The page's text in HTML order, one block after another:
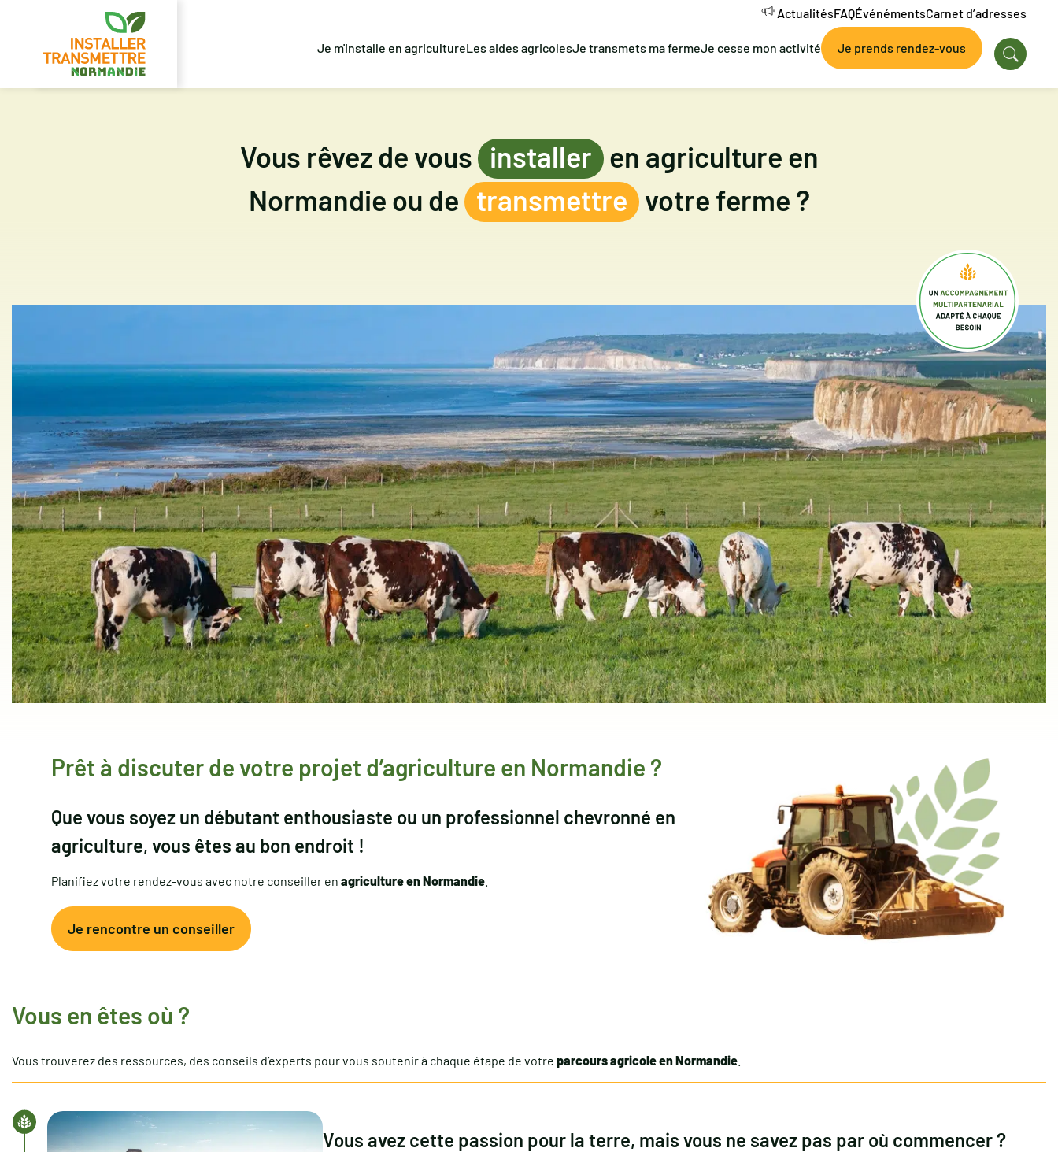
ActualitésFAQÉvénémentsCarnet d’adresses
Je m'installe en agricultureLes aides agricolesJe transmets ma fermeJe cesse mon activité Je prends rendez-vous
Vous rêvez de vous installer en agriculture en
Normandie ou de transmettre votre ferme ?
Prêt à discuter de votre projet d’agriculture en Normandie ?
Que vous soyez un débutant enthousiaste ou un professionnel chevronné en
agriculture, vous êtes au bon endroit !
Planifiez votre rendez-vous avec notre conseiller en agriculture en Normandie
Je rencontre un conseiller
Vous en êtes où ?
Vous trouverez des ressources, des conseils d’experts pour vous soutenir à chaque étape de votre parcours agricole en Normandie
Vous avez cette passion pour la terre, mais vous ne savez pas par où commencer ?